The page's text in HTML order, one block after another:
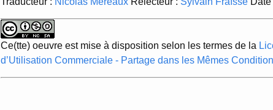
Ce(tte) oeuvre est mise à disposition selon les termes de la
d’Utilisation Commerciale - Partage dans les Mêmes